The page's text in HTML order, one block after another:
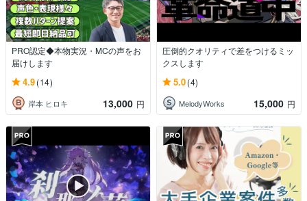
PRO認定◆本物実況・MCの声をお
届けします
4.9(14)
岸本 ヒロキ 13,000 円
圧倒的クオリティで差をつけるミッ
クスします
5.0(4)
MelodyWorks 15,000 円